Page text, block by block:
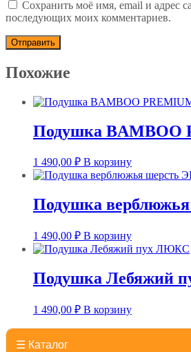
Сохранить моё имя, email и адрес
последующих моих комментариев.
Похожие
Подушка BAMBOO
1 490,00 ₽ В корзину
Подушка
1 490,00 ₽ В корзину
Подушка Лебяжий
1 490,00 ₽ В корзину
☰ Каталог